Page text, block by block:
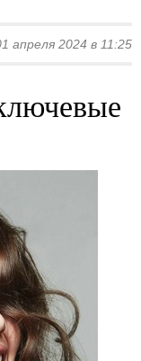
апреля 2024 в 11:25